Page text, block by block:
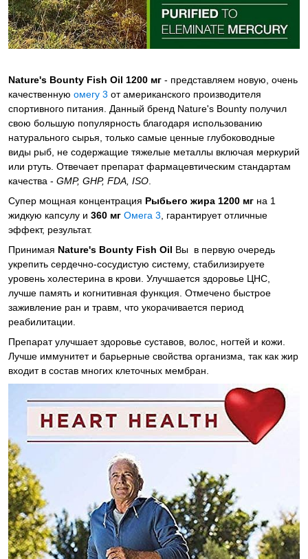
Nature's Bounty Fish Oil 1200 мг - представляем новую, очень
качественную омегу 3 от американского производителя
спортивного питания. Данный бренд Nature's Bounty получил
свою большую популярность благодаря использованию
натурального сырья, только самые ценные глубоководные
виды рыб, не содержащие тяжелые металлы включая меркурий
или ртуть. Отвечает препарат фармацевтическим стандартам
качества - GMP, GHP, FDA, ISO.
Супер мощная концентрация Рыбьего жира 1200 мг на 1
жидкую капсулу и 360 мг Омега 3, гарантирует отличные
эффект, результат.
Принимая Nature's Bounty Fish Oil Вы в первую очередь
укрепить сердечно-сосудистую систему, стабилизируете
уровень холестерина в крови. Улучшается здоровье ЦНС,
лучше память и когнитивная функция. Отмечено быстрое
заживление ран и травм, что укорачивается период
реабилитации.
Препарат улучшает здоровье суставов, волос, ногтей и кожи.
Лучше иммунитет и барьерные свойства организма, так как жир
входит в состав многих клеточных мембран.